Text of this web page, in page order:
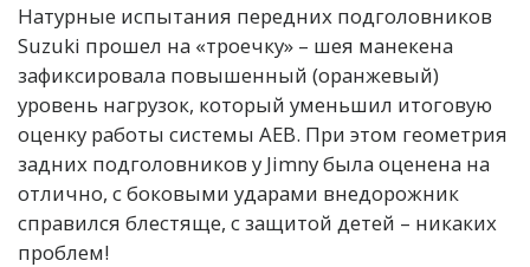
Натурные испытания передних подголовников
Suzuki прошел на «троечку» – шея манекена
зафиксировала повышенный (оранжевый)
уровень нагрузок, который уменьшил итоговую
оценку работы системы AEB. При этом геометрия
задних подголовников у Jimny была оценена на
отлично, с боковыми ударами внедорожник
справился блестяще, с защитой детей – никаких
проблем!